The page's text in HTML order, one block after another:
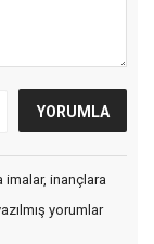
imalar, inançlara
yorumlar